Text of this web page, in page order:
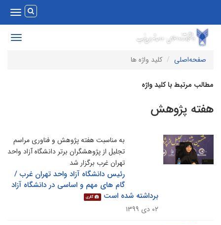
Toggle
Toggle
صفحه‌اصلی
کلید واژه ها
مرتبط با کلید واژه
پژوهش
به مناسبت هفته پژوهش و فناوری مراسم
تجلیل از پژوهشگران برتر دانشگاه آزاد واحد
تهران غرب برگزار شد
رئیس دانشگاه آزاد واحد تهران غرب /
گام های مهم و اساسی در دانشگاه آزاد
برداشته شده است
گالری